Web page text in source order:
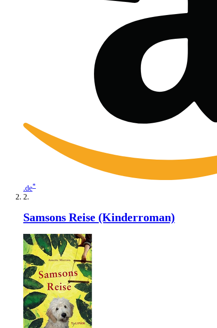
.de*
Samsons Reise (Kinderroman)